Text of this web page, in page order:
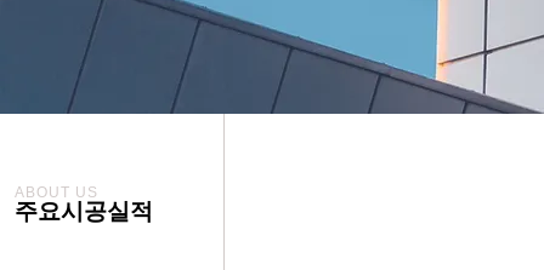
ABOUT US
주요시공실적